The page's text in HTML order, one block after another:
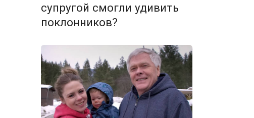
супругой смогли удивить
поклонников?